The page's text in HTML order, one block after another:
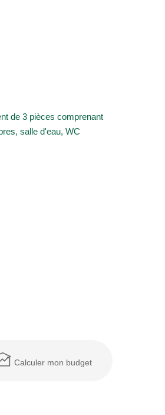
de 3 pièces comprenant
salle d'eau, WC
Calculer mon budget